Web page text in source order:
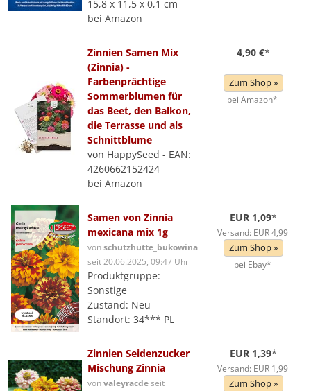
15,8 x 11,5 x 0,1 cm
bei Amazon
Zinnien Samen Mix
(Zinnia) -
Farbenprächtige
Sommerblumen für
das Beet, den Balkon,
die Terrasse und als
Schnittblume
von HappySeed - EAN:
4260662152424
bei Amazon
4,90 €*
Zum Shop »
bei Amazon*
Samen von Zinnia
mexicana mix 1g
vonschutzhutte_bukowina
seit 20.06.2025, 09:47 Uhr
Produktgruppe:
Sonstige
Zustand: Neu
Standort: 34*** PL
EUR 1,09*
Versand: EUR 4,99
Zum Shop »
bei Ebay*
Zinnien Seidenzucker
Mischung Zinnia
vonvaleyracdeseit
EUR 1,39*
Versand: EUR 1,99
Zum Shop »